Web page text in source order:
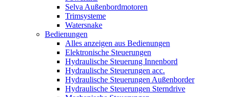
Selva Außenbordmotoren
Trimsysteme
Watersnake
Bedienungen
Alles anzeigen aus Bedienungen
Elektronische Steuerungen
Hydraulische Steuerung Innenbord
Hydraulische Steuerungen acc.
Hydraulische Steuerungen Außenborder
Hydraulische Steuerungen Sterndrive